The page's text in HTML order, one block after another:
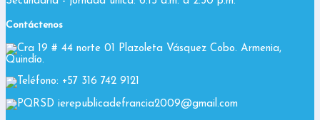
Contáctenos
Cra 19 # 44 norte 01 Plazoleta Vásquez Cobo. Armenia,
Quindío.
Teléfono: +57 316 742 9121
PQRSD ierepublicadefrancia2009@gmail.com